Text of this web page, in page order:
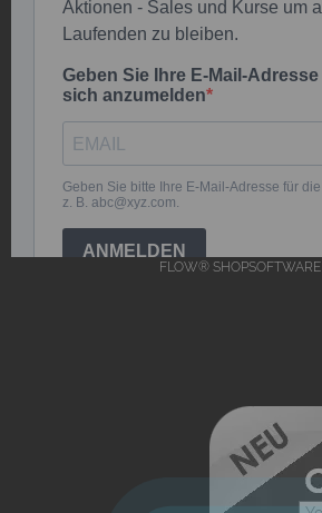
FLOW® SHOPSOFTWARE